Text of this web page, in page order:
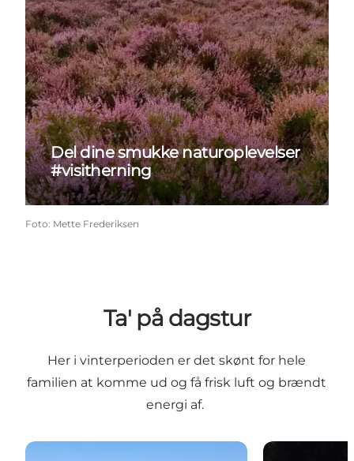
Del dine smukke naturoplevelser
#visitherning
Foto: Mette Frederiksen
Ta' på dagstur
Her i vinterperioden er det skønt for hele
familien at komme ud og få frisk luft og brændt
energi af.
Tid til aktiv ferie Tid til